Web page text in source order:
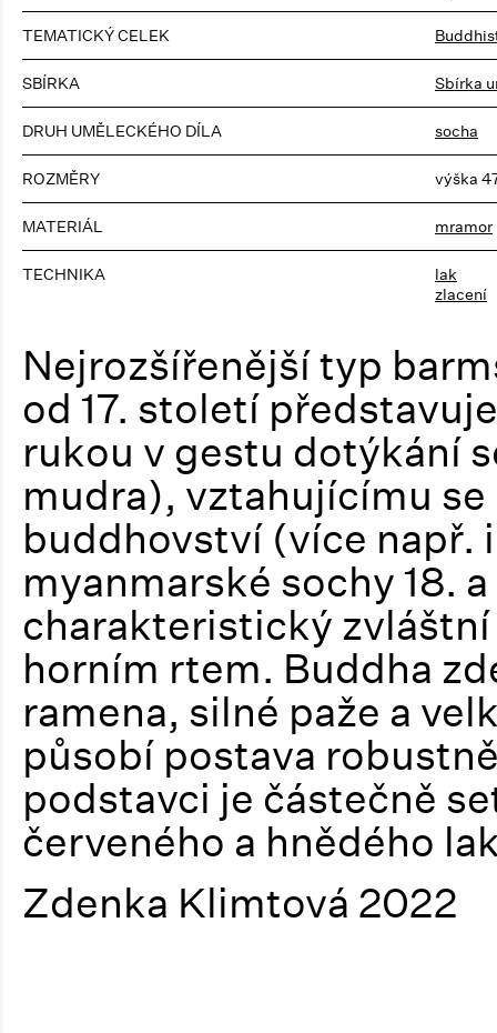
TEMATICKÝ CELEK
SBÍRKA Sbírka
DRUH UMĚLECKÉHO DÍLA socha
ROZMĚRY výška
MATERIÁL mramor
TECHNIKA
lak
zlacení
Nejrozšířenější typ
od 17. století
rukou v gestu dotýkání
mudra), vztahujícímu
buddhovství (více např.
myanmarské sochy 18.
charakteristický
horním rtem. Buddha
ramena, silné paže a
působí postava
podstavci je částečně
červeného a hnědého
Zdenka Klimtová 2022